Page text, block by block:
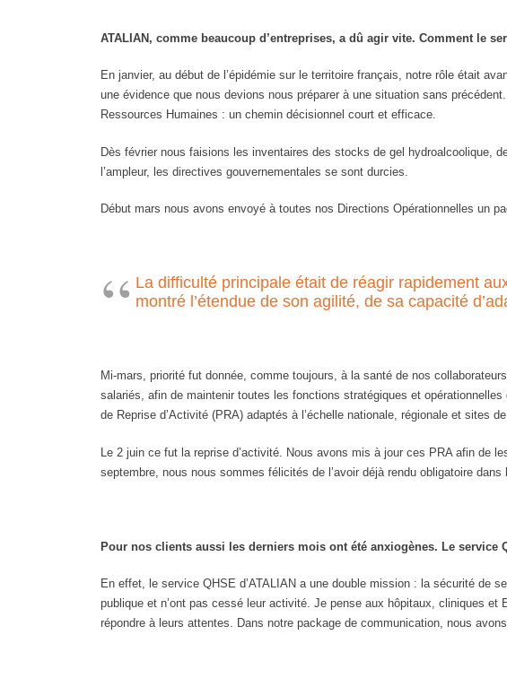
ATALIAN, comme beaucoup d’entreprises, a dû agir vite. Comment le
En janvier, au début de l’épidémie sur le territoire français, notre rôle était
une évidence que nous devions nous préparer à une situation sans
Ressources Humaines : un chemin décisionnel court et efficace.
Dès février nous faisions les inventaires des stocks de gel hydroalcoolique,
l’ampleur, les directives gouvernementales se sont durcies.
Début mars nous avons envoyé à toutes nos Directions Opérationnelles un
La difficulté principale était de réagir rapidement
montré l’étendue de son agilité, de sa capacité
Mi-mars, priorité fut donnée, comme toujours, à la santé de nos
salariés, afin de maintenir toutes les fonctions stratégiques et
de Reprise d’Activité (PRA) adaptés à l’échelle nationale, régionale et sites
Le 2 juin ce fut la reprise d’activité. Nous avons mis à jour ces PRA afin de
septembre, nous nous sommes félicités de l’avoir déjà rendu obligatoire
Pour nos clients aussi les derniers mois ont été anxiogènes. Le service
En effet, le service QHSE d’ATALIAN a une double mission : la sécurité de
publique et n’ont pas cessé leur activité. Je pense aux hôpitaux, cliniques
répondre à leurs attentes. Dans notre package de communication, nous